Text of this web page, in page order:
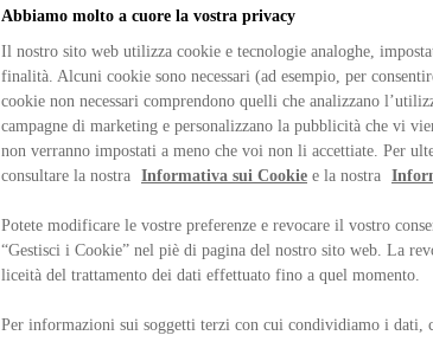
Abbiamo molto a cuore la vostra privacy
Il nostro sito web utilizza cookie e tecnologie analoghe,
finalità. Alcuni cookie sono necessari (ad esempio, per
cookie non necessari comprendono quelli che analizzano
campagne di marketing e personalizzano la pubblicità che vi
non verranno impostati a meno che voi non li accettiate. Per
consultare la nostra Informativa sui Cookie e la nostra
Potete modificare le vostre preferenze e revocare il vostro
“Gestisci i Cookie” nel piè di pagina del nostro sito web. La
liceità del trattamento dei dati effettuato fino a quel momento.
Per informazioni sui soggetti terzi con cui condividiamo i dati,